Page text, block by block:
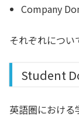
Company
それぞれについ
Student
英語圏におけ